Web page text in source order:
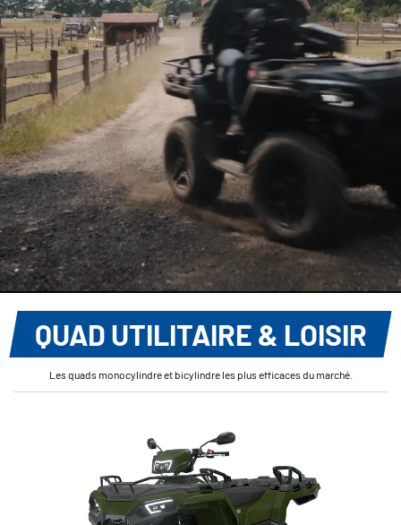
QUAD UTILITAIRE & LOISIR
Les quads monocylindre et bicylindre les plus efficaces du marché.